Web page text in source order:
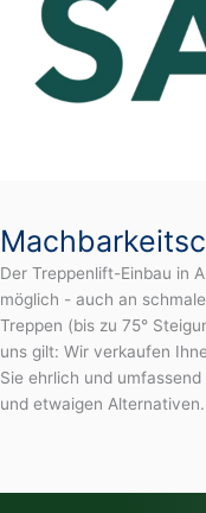
Der Treppenlift-Einbau in
möglich - auch an
Treppen (bis zu 75°
uns gilt: Wir verkaufen
Sie ehrlich und
und etwaigen Alternativen.